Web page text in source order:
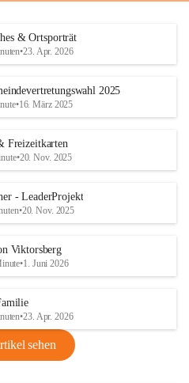
& Ortsporträt
•23. Apr. 2026
2025
•16. März 2025
Freizeitkarten
•20. Nov. 2025
- LeaderProjekt
•20. Nov. 2025
Viktorsberg
•1. Juni 2026
•23. Apr. 2026
sehen